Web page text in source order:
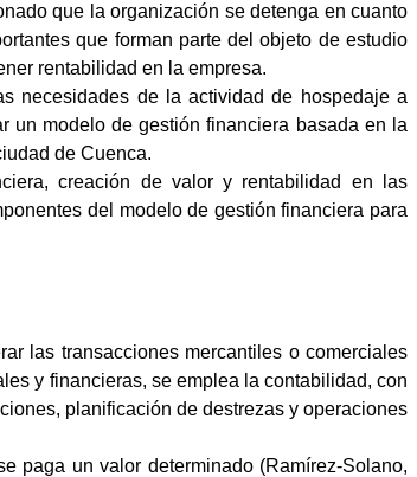
que la organización se detenga en cuanto
que forman parte del objeto de estudio
rentabilidad en la empresa.
necesidades de la actividad de hospedaje a
un modelo de gestión financiera basada en la
de Cuenca.
creación de valor y rentabilidad en las
del modelo de gestión financiera para
las transacciones mercantiles o comerciales
y financieras, se emplea la contabilidad, con
planificación de destrezas y operaciones
paga un valor determinado (Ramírez-Solano,